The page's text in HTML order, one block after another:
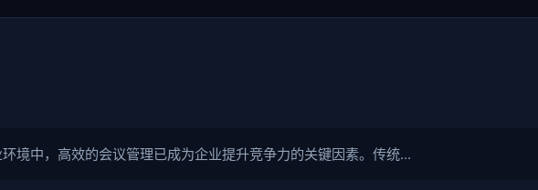
境中，高效的会议管理已成为企业提升竞争力的关键因素。传统...